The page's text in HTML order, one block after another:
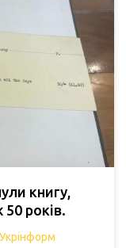
книгу,
років.
Укрінформ